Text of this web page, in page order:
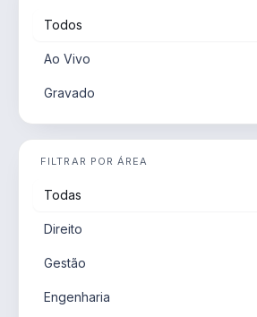
Todos
Ao Vivo
Gravado
FILTRAR POR ÁREA
Todas
Direito
Gestão
Engenharia